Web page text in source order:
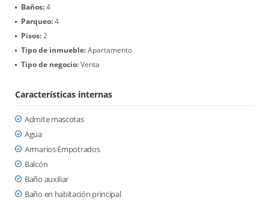
Baños:4
Parqueo:4
Pisos:2
Tipo de inmueble:Apartamento
Tipo de negocio:Venta
Características internas
Admite mascotas
Agua
Armarios Empotrados
Balcón
Baño auxiliar
Baño en habitación principal